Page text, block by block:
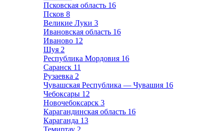
Псковская область 16
Псков 8
Великие Луки 3
Ивановская область 16
Иваново 12
Шуя 2
Республика Мордовия 16
Саранск 11
Рузаевка 2
Чувашская Республика — Чувашия 16
Чебоксары 12
Новочебоксарск 3
Карагандинская область 16
Караганда 13
Темиртау 2